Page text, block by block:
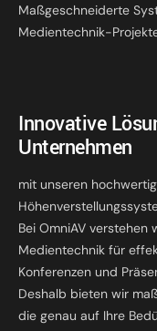
Maßgeschneiderte
Medientechnik-
Innovative
Unternehmen
mit unseren
Bei OmniAV
Medientechnik für
Konferenzen und
Deshalb bieten wir
die genau auf Ihre